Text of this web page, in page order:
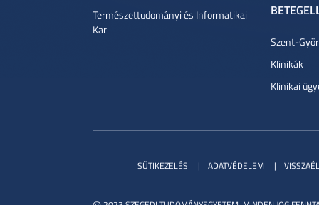
Természettudományi és Informatikai
Kar
Szent-
Klinikák
Klinikai
SÜTIKEZELÉS ADATVÉDELEM